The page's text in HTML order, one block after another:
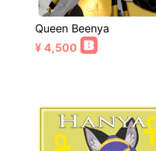
Queen Beenya
¥ 4,500